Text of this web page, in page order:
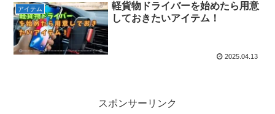
アイテム
軽貨物ドライバーを始めたら用意
しておきたいアイテム！
2025.04.13
スポンサーリンク